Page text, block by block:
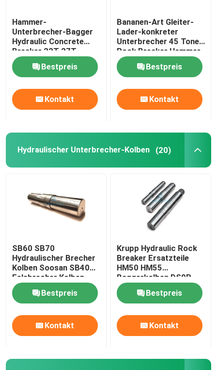
Hydraulischer Unterbrecher-Meißel
Unterbrecher-Dichtung
Unterbrecher-Bolzen
Bagger Crusher Bucket
Konkreter Pulverizer
Hydraulischer Pulverizer
Bagger halten sich fest
Hammer-
Unterbrecher-Bagger
Hydraulic Concrete
Breaker 22T 27T
hydraulischer
Bestpreis
Kontakt
Bananen-Art Gleiter-
Lader-konkreter
Unterbrecher 45 Tone
Rock Breaker Hammer
Bestpreis
Kontakt
Hydraulischer Unterbrecher-Kolben (20)
SB60 SB70
Hydraulischer Brecher
Kolben Soosan SB40
Felsbrecher Kolben
DS9P
Bestpreis
Kontakt
Krupp Hydraulic Rock
Breaker Ersatzteile
HM50 HM55
Baggerkolben DS9P
Bestpreis
Kontakt